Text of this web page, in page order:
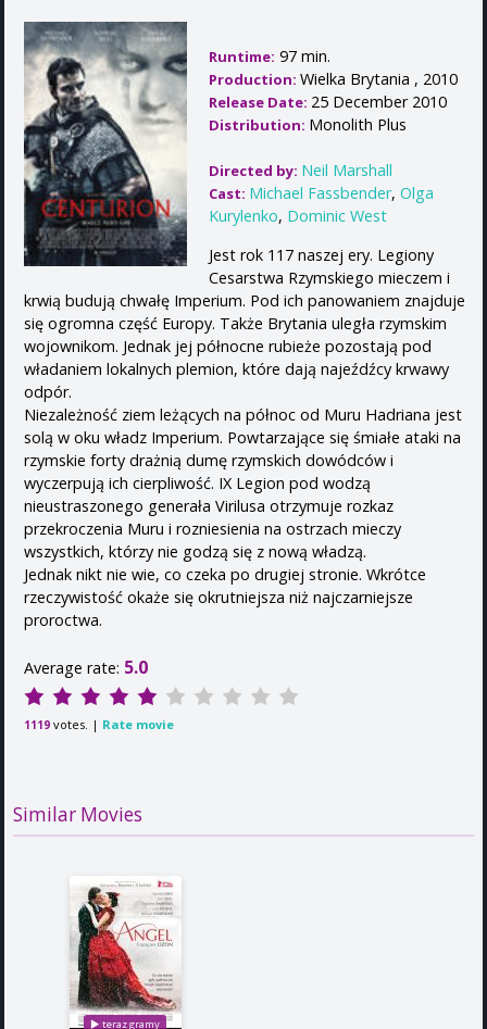
Runtime: 97 min.
Production: Wielka Brytania , 2010
Release Date: 25 December 2010
Distribution: Monolith Plus
Directed by: Neil Marshall
Cast: Michael Fassbender, Olga
Kurylenko, Dominic West
Jest rok 117 naszej ery. Legiony
Cesarstwa Rzymskiego mieczem i
krwią budują chwałę Imperium. Pod ich panowaniem znajduje
się ogromna część Europy. Także Brytania uległa rzymskim
wojownikom. Jednak jej północne rubieże pozostają pod
władaniem lokalnych plemion, które dają najeźdźcy krwawy
odpór.
Niezależność ziem leżących na północ od Muru Hadriana jest
solą w oku władz Imperium. Powtarzające się śmiałe ataki na
rzymskie forty drażnią dumę rzymskich dowódców i
wyczerpują ich cierpliwość. IX Legion pod wodzą
nieustraszonego generała Virilusa otrzymuje rozkaz
przekroczenia Muru i rozniesienia na ostrzach mieczy
wszystkich, którzy nie godzą się z nową władzą.
Jednak nikt nie wie, co czeka po drugiej stronie. Wkrótce
rzeczywistość okaże się okrutniejsza niż najczarniejsze
proroctwa.
Average rate: 5.0
1119 votes. | Rate movie
Similar Movies